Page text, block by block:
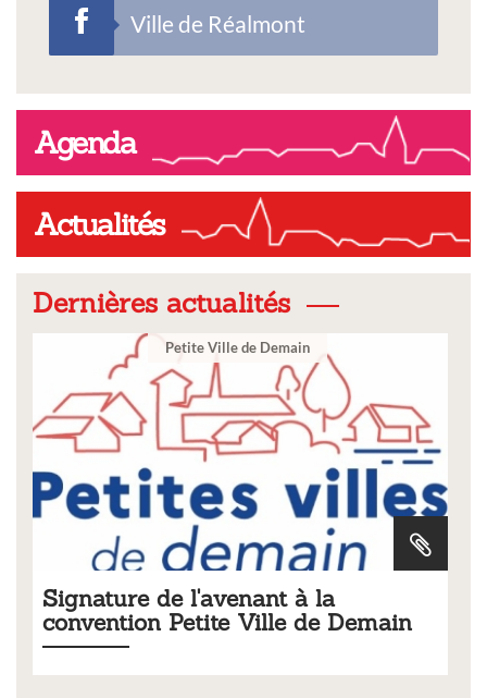
Ville de Réalmont
Agenda
Actualités
Dernières actualités
Demain
Tarifs 2026 des services
municipaux